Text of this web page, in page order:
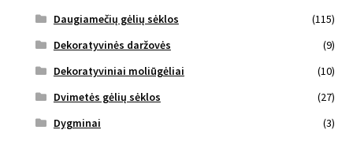
Daugiamečių gėlių sėklos
(115)
Dekoratyvinės daržovės
(9)
Dekoratyviniai moliūgėliai
(10)
Dvimetės gėlių sėklos
(27)
Dygminai
(3)